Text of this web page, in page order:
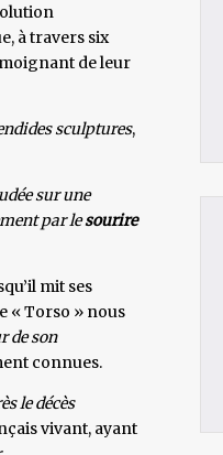
à travers six
de leur
sculptures,
sur une
par lesourire
mit ses
« Torso » nous
de son
connues.
le décès
vivant, ayant